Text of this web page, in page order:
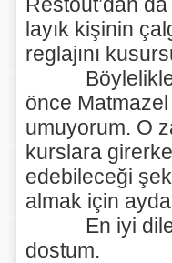
layık kişinin
reglajını
Böylelikle
önce Matmazel
umuyorum. O
kurslara
edebileceği
almak için
En iyi
dostum.